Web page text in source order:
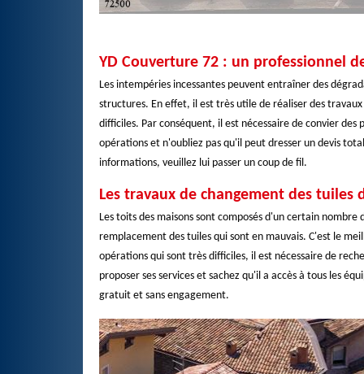
YD Couverture 72 : un professionnel
Les intempéries incessantes peuvent entraîner des
structures. En effet, il est très utile de réaliser des
difficiles. Par conséquent, il est nécessaire de convier
opérations et n'oubliez pas qu'il peut dresser un devis
informations, veuillez lui passer un coup de fil.
Les travaux de changement des tuiles
Les toits des maisons sont composés d'un certain
remplacement des tuiles qui sont en mauvais. C'est le
opérations qui sont très difficiles, il est nécessaire de
proposer ses services et sachez qu'il a accès à tous les
gratuit et sans engagement.